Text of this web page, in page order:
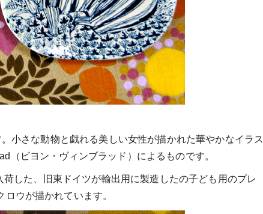
小さな動物と戯れる美しい女性が描かれた華やかなイラス
（ビヨン・ヴィンブラッド）によるものです。
した、旧東ドイツが輸出用に製造したの子ども用のプレ
ウが描かれています。